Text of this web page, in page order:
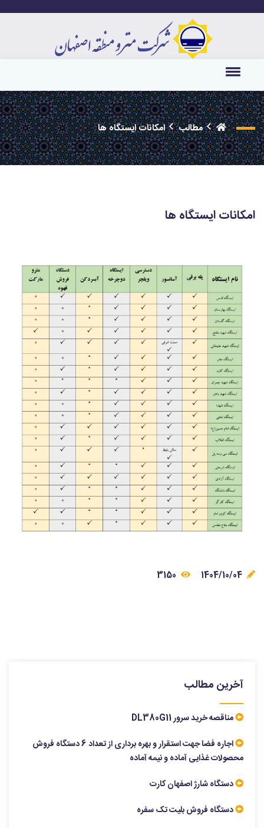
مطالب امکانات ایستگاه ها
امکانات ایستگاه ها
آخرین مطالب
مناقصه خرید سرور DL380G11
اجاره فضا جهت استقرار و بهره برداری از تعداد 6 دستگاه فروش
محصولات غذایی آماده و نیمه آماده
دستگاه شارژ اصفهان کارت
دستگاه فروش بلیت تک سفره